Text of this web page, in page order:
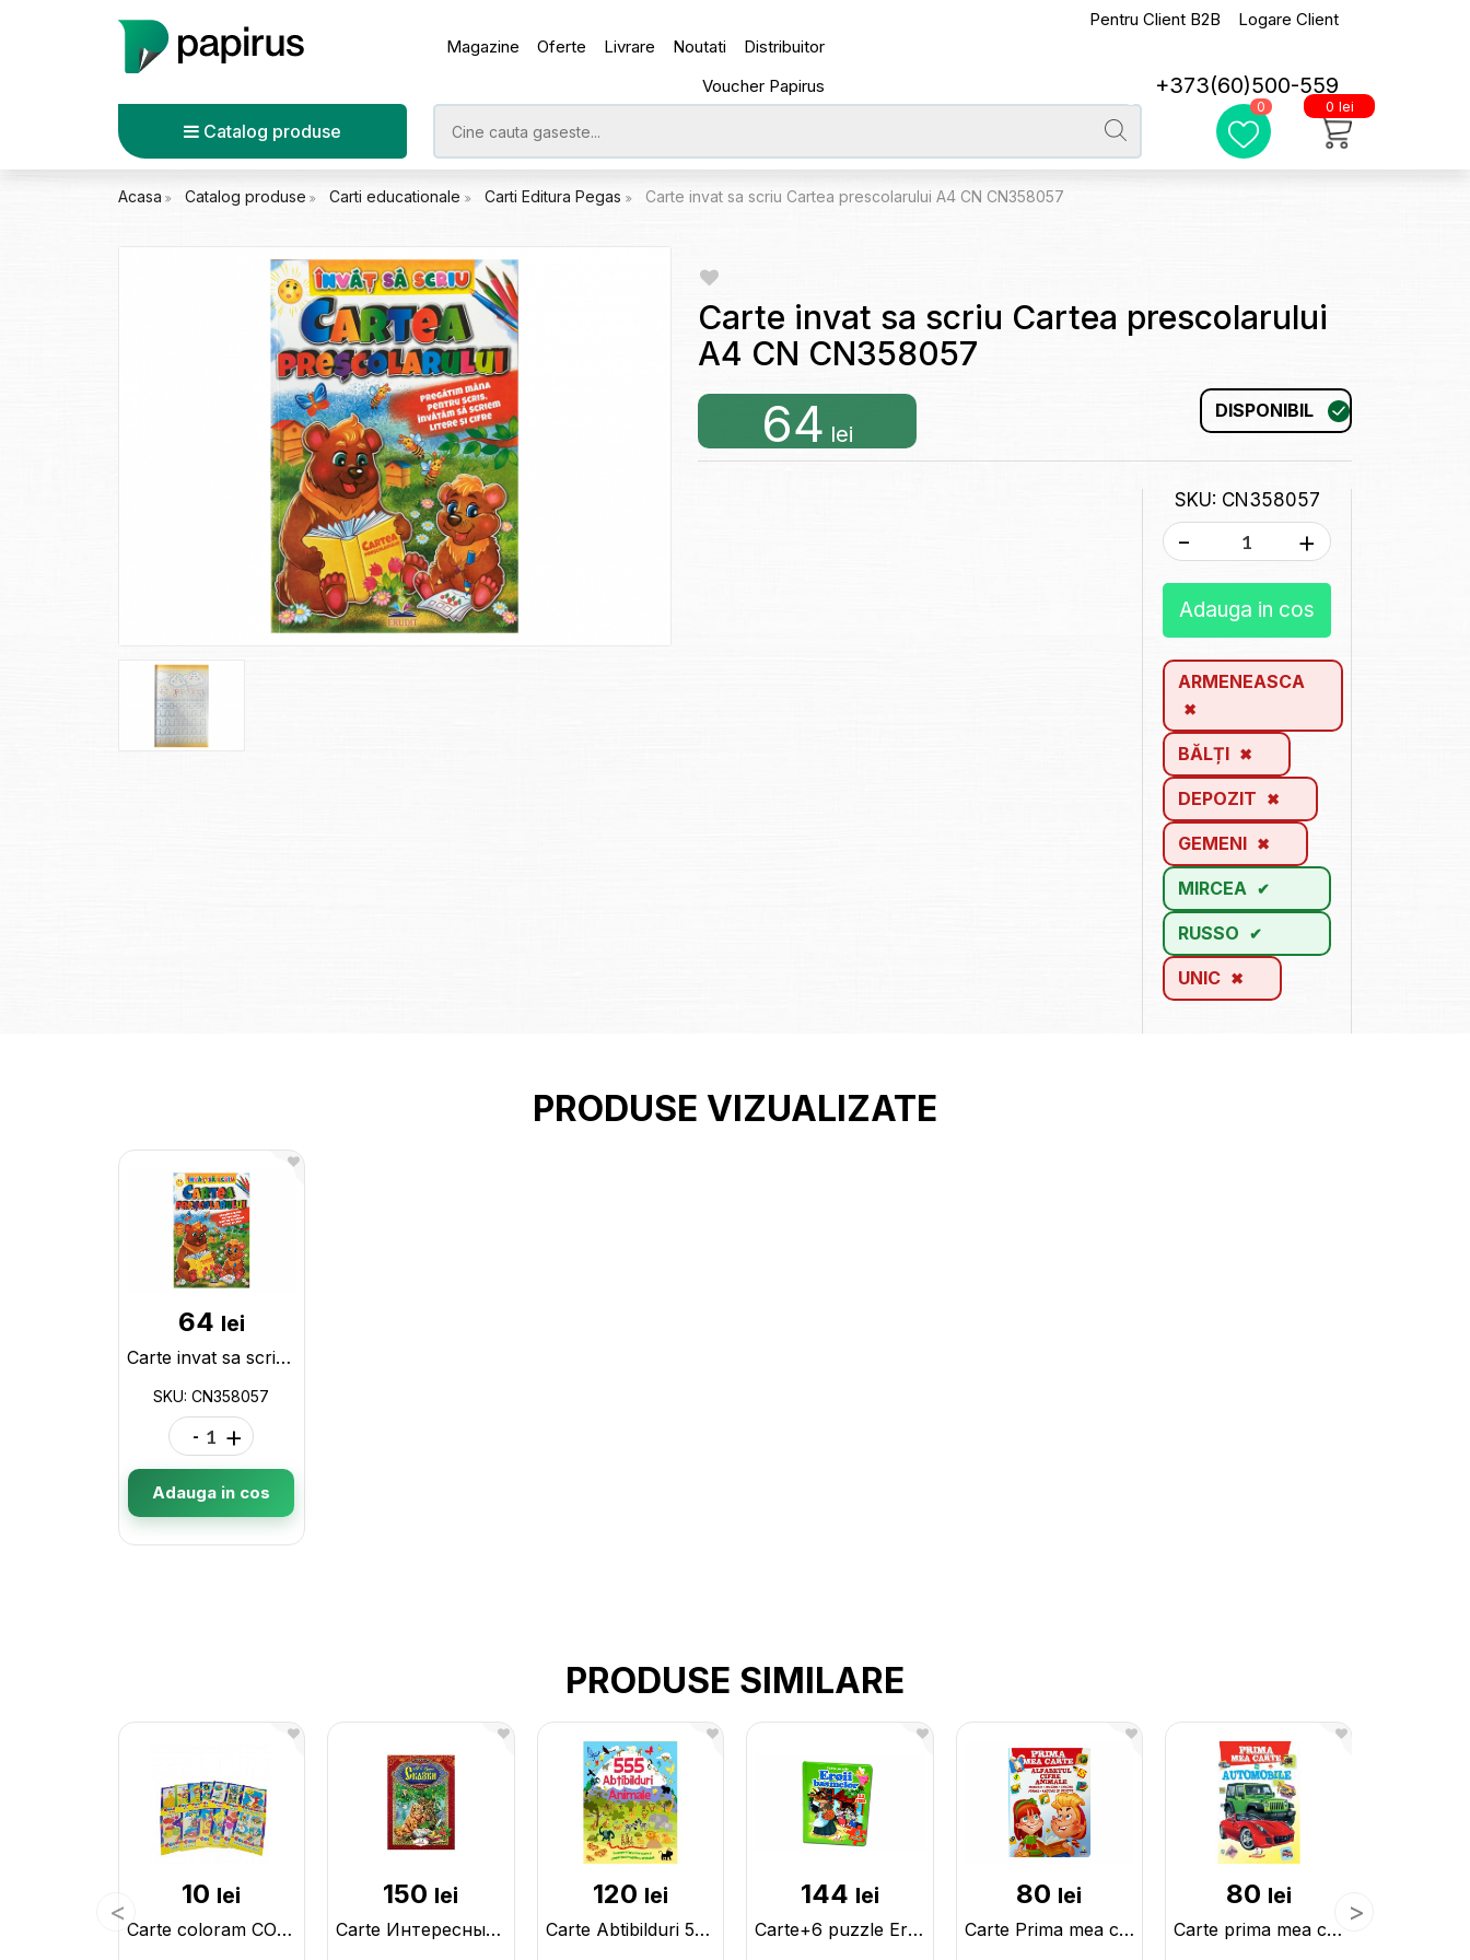
Magazine Oferte Livrare Noutati
Distribuitor
Voucher Papirus
Pentru Client B2B Logare Client
+373(60)500-559
Catalog produse
0 0 lei
Acasa Catalog produse Carti educationale Carti Editura Pegas Carte invat sa scriu Cartea prescolarului A4 CN CN358057
Carte invat sa scriu Cartea prescolarului
A4 CN CN358057
64 lei
DISPONIBIL
SKU: CN358057
- +
Adauga in cos
ARMENEASCA
BĂLȚI
DEPOZIT
GEMENI
MIRCEA
RUSSO
UNIC
PRODUSE VIZUALIZATE
64 lei
Carte invat sa scriu Cartea prescolarului A4 CN CN358057
SKU: CN358057
- +
Adauga in cos
PRODUSE SIMILARE
10 lei
Carte coloram COLORAM- MIX CN0077
150 lei
Carte Интересный мир_Сказки А.Пушкин CN132901
120 lei
Carte Abtibilduri 555-animale CN133417
144 lei
Carte+6 puzzle Eroii basmelor CN133427
80 lei
Carte Prima mea carte Alfabet+Cifre CN134363
80 lei
Carte prima mea carte Automobile CN137319